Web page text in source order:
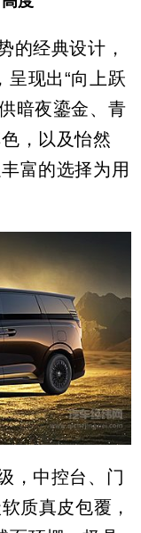
经典设计，
呈现出“向上跃
暗夜鎏金、青
，以及怡然
富的选择为用
中控台、门
质真皮包覆，